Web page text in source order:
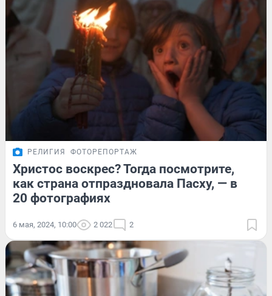
РЕЛИГИЯ ФОТОРЕПОРТАЖ
Христос воскрес? Тогда посмотрите,
как страна отпраздновала Пасху, — в
20 фотографиях
6 мая, 2024, 10:00 2 022 2